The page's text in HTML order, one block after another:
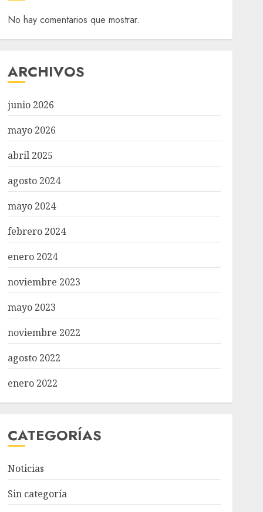
No hay comentarios que mostrar.
ARCHIVOS
junio 2026
mayo 2026
abril 2025
agosto 2024
mayo 2024
febrero 2024
enero 2024
noviembre 2023
mayo 2023
noviembre 2022
agosto 2022
enero 2022
CATEGORÍAS
Noticias
Sin categoría